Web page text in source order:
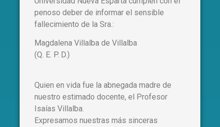
penoso deber de informar el sensible
fallecimiento de la Sra.:
Magdalena Villalba de Villalba
(Q. E. P. D.)
Quien en vida fue la abnegada madre de
nuestro estimado docente, el Profesor
Isaías Villalba.
Expresamos nuestras más sinceras